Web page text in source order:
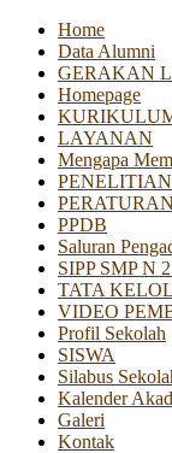
Home
Data Alumni
GERAKAN
Homepage
LAYANAN
Mengapa
PPDB
Saluran
SIPP SMP N
TATA
VIDEO
Profil Sekolah
SISWA
Silabus
Kalender
Galeri
Kontak